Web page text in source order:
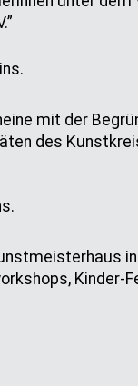
mit der
des
Kinder-